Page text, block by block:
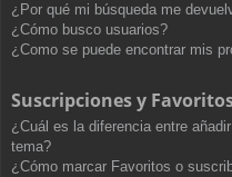
¿Por qué mi búsqueda me
¿Cómo busco usuarios?
¿Como se puede encontrar mis
Suscripciones y
¿Cuál es la diferencia entre
tema?
¿Cómo marcar Favoritos o